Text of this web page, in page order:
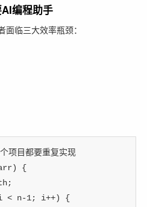
编程助手
临三大效率瓶颈：
项目都要重复实现
)
{
;
< n-1; i++)
{